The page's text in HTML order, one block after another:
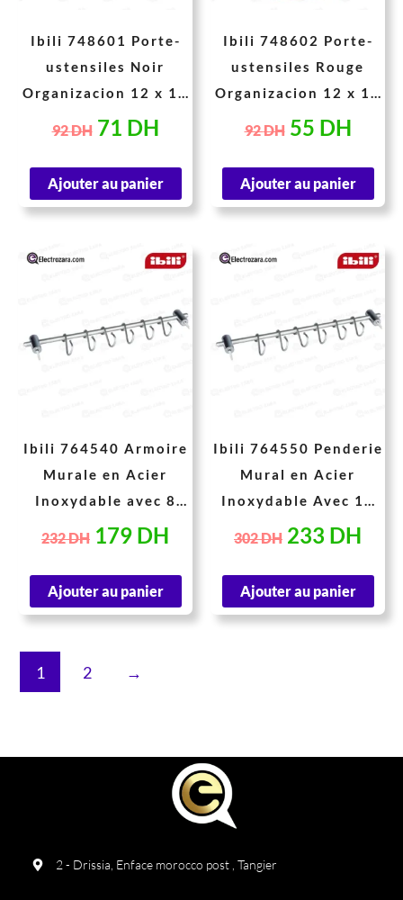
Ibili 748601 Porte-
ustensiles Noir
Organizacion 12 x 14
cm
92DH 71 DH
Ajouter au panier
Ibili 748602 Porte-
ustensiles Rouge
Organizacion 12 x 14
cm
92DH 55 DH
Ajouter au panier
Ibili 764540 Armoire
Murale en Acier
Inoxydable avec 8
Crochets 40 cm
232DH
était :
179 DH
Le
actuel
est :
179 DH.
Ajouter au panier
Ibili 764550 Penderie
Mural en Acier
Inoxydable Avec 10
Crochets 50 cm
302DH
était :
233 DH
Le
est :
Ajouter au panier
1 2 →
2 - Drissia, Enface morocco post , Tangier